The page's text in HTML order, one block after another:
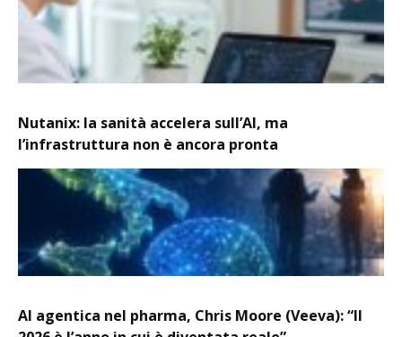
Nutanix: la sanità accelera sull’AI, ma
l’infrastruttura non è ancora pronta
AI agentica nel pharma, Chris Moore (Veeva): “Il